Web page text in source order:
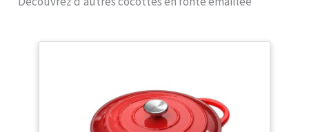
de la chaleur, Construction
braiser et faire mijoter à
surfaces de cuisson, dont
induction Grandes
poignées avec une prise